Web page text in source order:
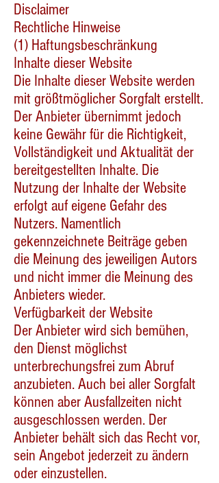
Disclaimer
Rechtliche Hinweise
(1) Haftungsbeschränkung
Inhalte dieser Website
Die Inhalte dieser Website werden
mit größtmöglicher Sorgfalt erstellt.
Der Anbieter übernimmt jedoch
keine Gewähr für die Richtigkeit,
Vollständigkeit und Aktualität der
bereitgestellten Inhalte. Die
Nutzung der Inhalte der Website
erfolgt auf eigene Gefahr des
Nutzers. Namentlich
gekennzeichnete Beiträge geben
die Meinung des jeweiligen Autors
und nicht immer die Meinung des
Anbieters wieder.
Verfügbarkeit der Website
Der Anbieter wird sich bemühen,
den Dienst möglichst
unterbrechungsfrei zum Abruf
anzubieten. Auch bei aller Sorgfalt
können aber Ausfallzeiten nicht
ausgeschlossen werden. Der
Anbieter behält sich das Recht vor,
sein Angebot jederzeit zu ändern
oder einzustellen.